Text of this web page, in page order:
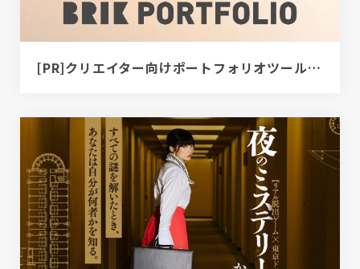
[PR]クリエイター向けポートフォリオツール｜BRIK PORTFOLIO